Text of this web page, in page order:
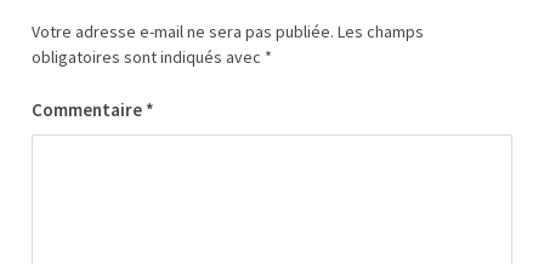
Votre adresse e-mail ne sera pas publiée. Les champs
obligatoires sont indiqués avec *
Commentaire *